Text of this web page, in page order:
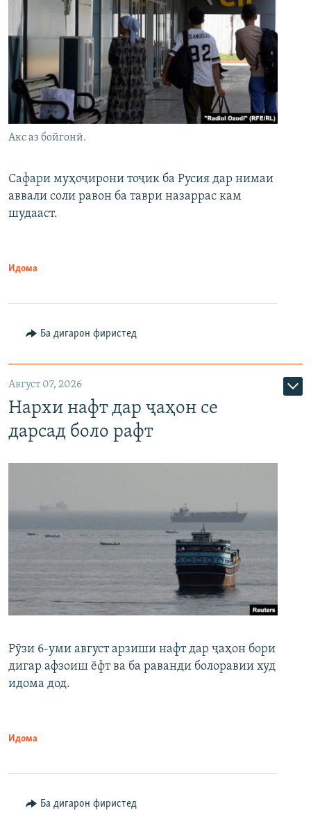
Акс аз бойгонӣ.
Сафари муҳоҷирони тоҷик ба Русия дар нимаи
аввали соли равон ба таври назаррас кам
шудааст.
Идома
Ба дигарон фиристед
Август 07, 2026
Нархи нафт дар ҷаҳон се
дарсад боло рафт
Рӯзи 6-уми август арзиши нафт дар ҷаҳон бори
дигар афзоиш ёфт ва ба раванди болоравии худ
идома дод.
Идома
Ба дигарон фиристед